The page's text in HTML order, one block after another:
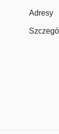
Adresy